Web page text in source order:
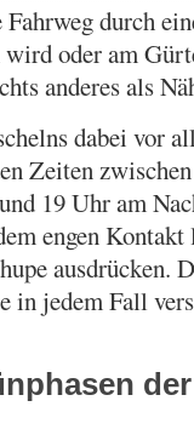
durch
oder am
anderes als
dabei vor
Zeiten
19 Uhr am
engen Kontakt
ausdrücken.
in jedem Fall